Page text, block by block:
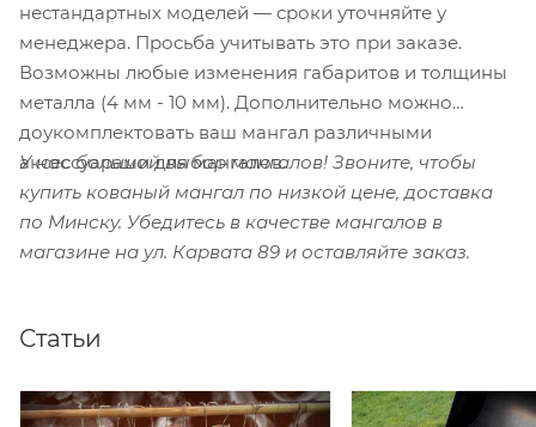
нестандартных моделей — сроки уточняйте у
менеджера. Просьба учитывать это при заказе.
Возможны любые изменения габаритов и толщины
металла (4 мм - 10 мм). Дополнительно можно
доукомплектовать ваш мангал различными
аксессуарами для мангалов.
У нас большой выбор мангалов! Звоните, чтобы
купить кованый мангал по низкой цене, доставка
по Минску. Убедитесь в качестве мангалов в
магазине на ул. Карвата 89 и оставляйте заказ.
Статьи